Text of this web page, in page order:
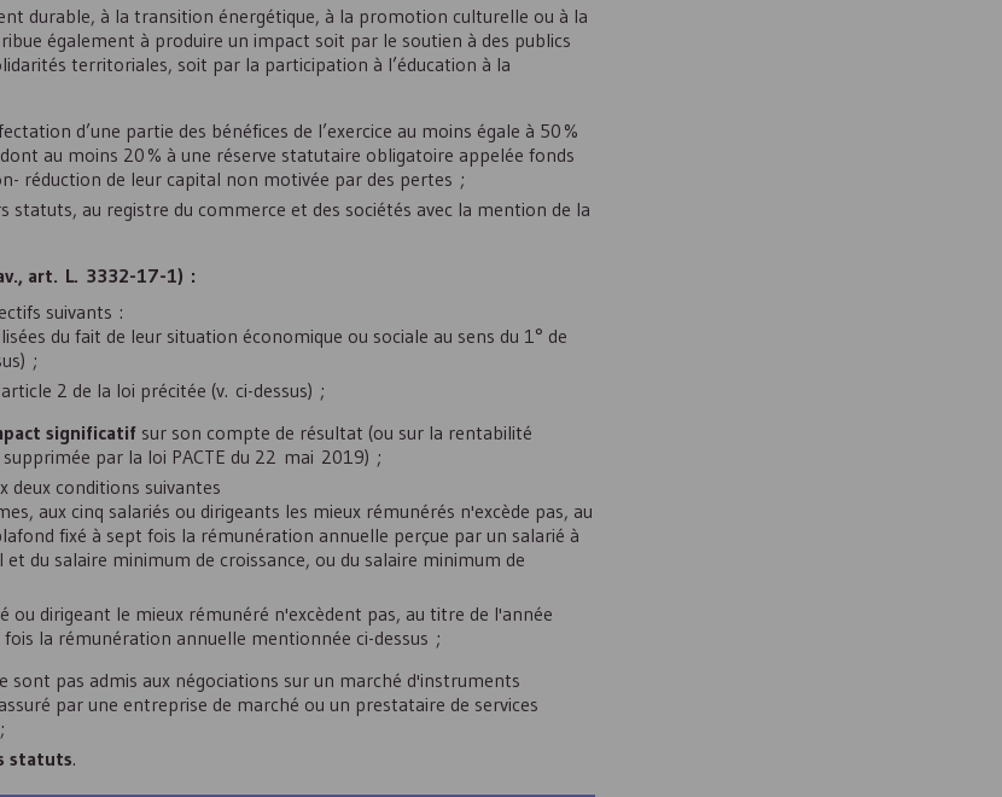
durable, à la transition énergétique, à la promotion culturelle ou à la
également à produire un impact soit par le soutien à des publics
territoriales, soit par la participation à l’éducation à la
d’une partie des bénéfices de l’exercice au moins égale à 50 %
au moins 20 % à une réserve statutaire obligatoire appelée fonds
réduction de leur capital non motivée par des pertes ;
statuts, au registre du commerce et des sociétés avec la mention de la
art. L. 3332-17-1) :
suivants :
du fait de leur situation économique ou sociale au sens du 1° de
;
2 de la loi précitée (v. ci-dessus) ;
significatif sur son compte de résultat (ou sur la rentabilité
par la loi PACTE du 22 mai 2019) ;
deux conditions suivantes
aux cinq salariés ou dirigeants les mieux rémunérés n'excède pas, au
fixé à sept fois la rémunération annuelle perçue par un salarié à
du salaire minimum de croissance, ou du salaire minimum de
ou dirigeant le mieux rémunéré n'excèdent pas, au titre de l'année
la rémunération annuelle mentionnée ci-dessus ;
sont pas admis aux négociations sur un marché d'instruments
par une entreprise de marché ou un prestataire de services
statuts.